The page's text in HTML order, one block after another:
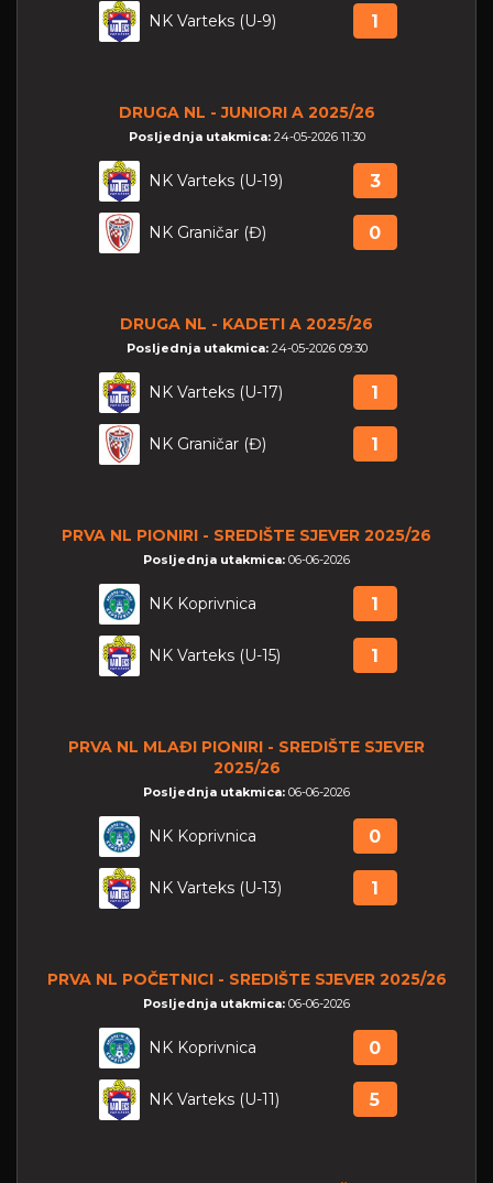
NK Varteks (U-9) 1
DRUGA NL - JUNIORI A 2025/26
Posljednja utakmica: 24-05-2026 11:30
NK Varteks (U-19) 3
NK Graničar (Đ) 0
DRUGA NL - KADETI A 2025/26
Posljednja utakmica: 24-05-2026 09:30
NK Varteks (U-17) 1
NK Graničar (Đ) 1
PRVA NL PIONIRI - SREDIŠTE SJEVER 2025/26
Posljednja utakmica: 06-06-2026
NK Koprivnica 1
NK Varteks (U-15) 1
PRVA NL MLAĐI PIONIRI - SREDIŠTE SJEVER
2025/26
Posljednja utakmica: 06-06-2026
NK Koprivnica 0
NK Varteks (U-13) 1
PRVA NL POČETNICI - SREDIŠTE SJEVER 2025/26
Posljednja utakmica: 06-06-2026
NK Koprivnica 0
NK Varteks (U-11) 5